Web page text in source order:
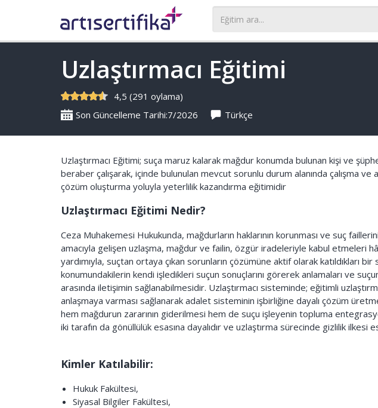
Uzlaştırmacı Eğitimi
4,5 (291 oylama)
Son Güncelleme Tarihi:7/2026
Türkçe
Uzlaştırmacı Eğitimi; suça maruz kalarak mağdur konumda bulunan kişi ve
beraber çalışarak, içinde bulunulan mevcut sorunlu durum alanında çalışma
çözüm oluşturma yoluyla yeterlilik kazandırma eğitimidir
Uzlaştırmacı Eğitimi Nedir?
Ceza Muhakemesi Hukukunda, mağdurların haklarının korunması ve suç
amacıyla gelişen uzlaşma, mağdur ve failin, özgür iradeleriyle kabul etmeleri
yardımıyla, suçtan ortaya çıkan sorunların çözümüne aktif olarak katıldıkları bir
konumundakilerin kendi işledikleri suçun sonuçlarını görerek anlamaları ve
arasında iletişimin sağlanabilmesidir. Uzlaştırmacı sisteminde; eğitimli
anlaşmaya varması sağlanarak adalet sisteminin işbirliğine dayalı çözüm
hem mağdurun zararının giderilmesi hem de suçu işleyenin topluma
iki tarafın da gönüllülük esasına dayalıdır ve uzlaştırma sürecinde gizlilik ilkesi
Kimler Katılabilir:
Hukuk Fakültesi,
Siyasal Bilgiler Fakültesi,